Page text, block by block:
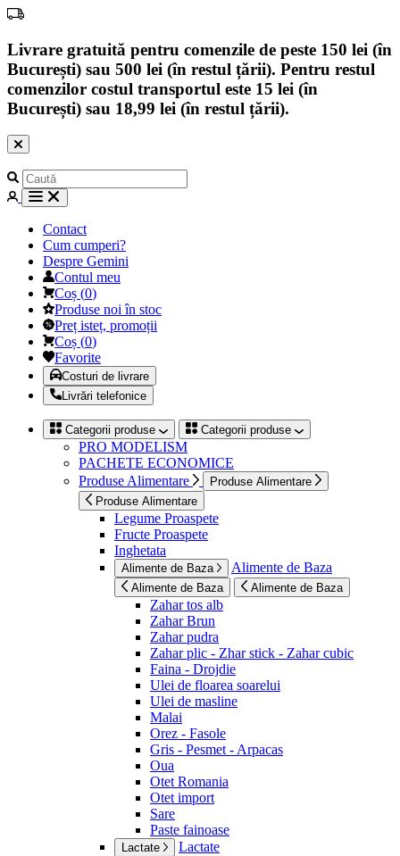
Livrare gratuită pentru comenzile de peste 150 lei (în
București) sau 500 lei (în restul țării). Pentru restul
comenzilor costul transportul este 15 lei (în
București) sau 18,99 lei (în restul țării).
Contact
Cum cumperi?
Despre Gemini
Contul meu
Coș (0)
Produse noi în stoc
Preț isteț, promoții
Coș (0)
Favorite
Costuri de livrare
Livrări telefonice
Categorii produse Categorii produse
PRO MODELISM
PACHETE ECONOMICE
Produse Alimentare
Produse Alimentare
Produse Alimentare
Legume Proaspete
Fructe Proaspete
Inghetata
Alimente de Baza Alimente de Baza
Alimente de Baza Alimente de Baza
Zahar tos alb
Zahar Brun
Zahar pudra
Zahar plic - Zhar stick - Zahar cubic
Faina - Drojdie
Ulei de floarea soarelui
Ulei de masline
Malai
Orez - Fasole
Gris - Pesmet - Arpacas
Oua
Otet Romania
Otet import
Sare
Paste fainoase
Lactate Lactate